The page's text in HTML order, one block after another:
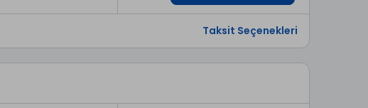
Taksit Seçenekleri